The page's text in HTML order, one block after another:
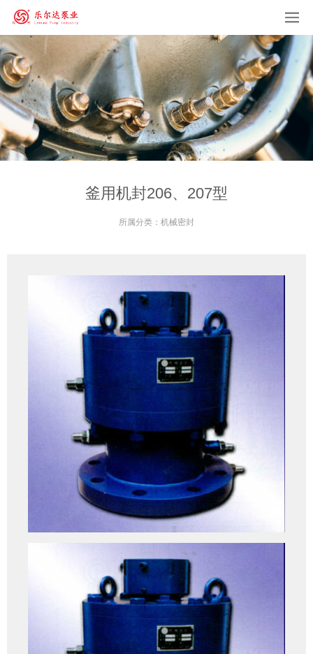
釜用机封206、207型
所属分类： 机械密封